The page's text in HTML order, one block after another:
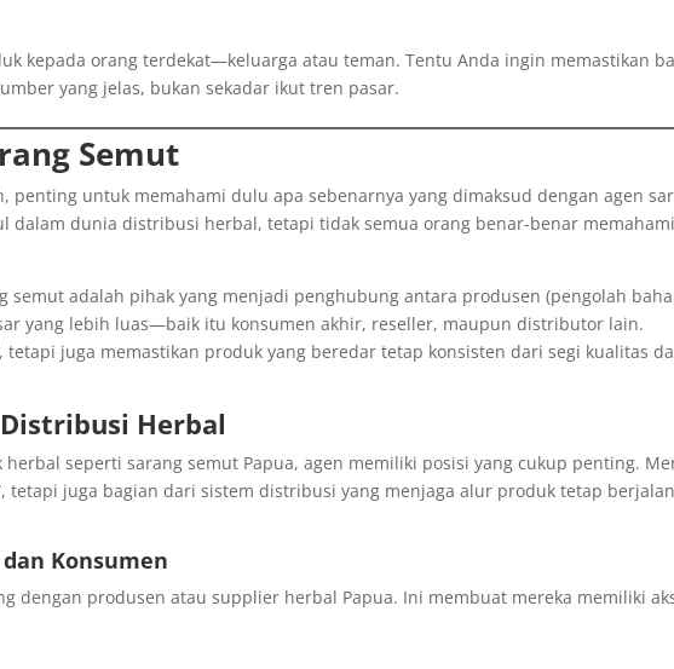
kepada orang terdekat—keluarga atau teman. Tentu Anda ingin memastikan
yang jelas, bukan sekadar ikut tren pasar.
Semut
penting untuk memahami dulu apa sebenarnya yang dimaksud dengan agen
dalam dunia distribusi herbal, tetapi tidak semua orang benar-benar memahami
semut adalah pihak yang menjadi penghubung antara produsen (pengolah
yang lebih luas—baik itu konsumen akhir, reseller, maupun distributor lain.
tetapi juga memastikan produk yang beredar tetap konsisten dari segi kualitas
Herbal
seperti sarang semut Papua, agen memiliki posisi yang cukup penting.
tetapi juga bagian dari sistem distribusi yang menjaga alur produk tetap berjalan
Konsumen
dengan produsen atau supplier herbal Papua. Ini membuat mereka memiliki